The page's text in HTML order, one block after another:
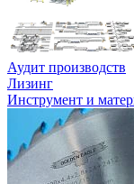
Аудит производств
Лизинг
Инструмент и